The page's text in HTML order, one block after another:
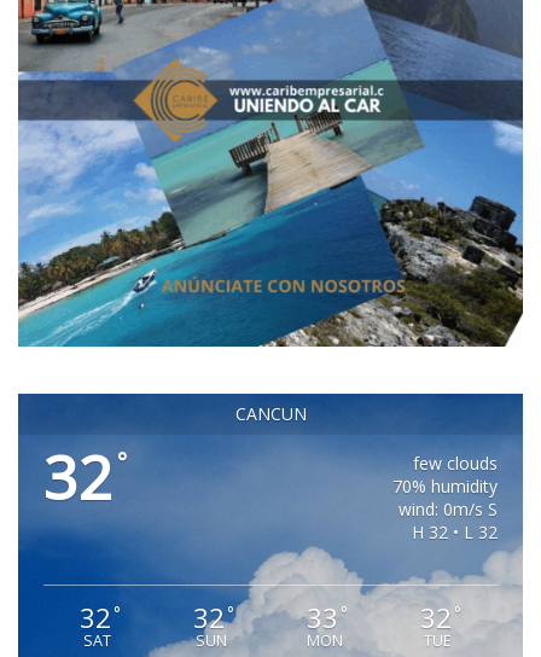
CANCUN
32 °
few clouds
70% humidity
wind: 0m/s S
H 32 • L 32
32°
SAT
32°
SUN
33 °
MON
32 °
TUE